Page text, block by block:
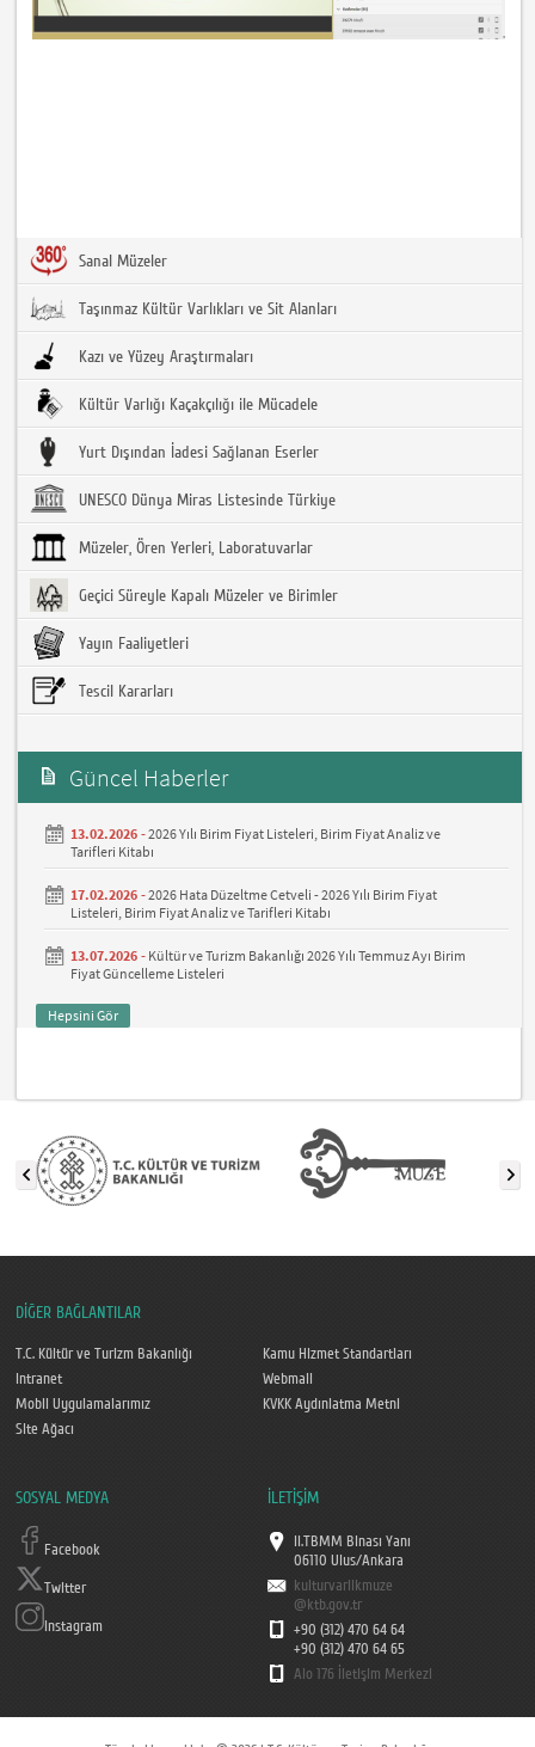
Sanal Müzeler
Taşınmaz Kültür Varlıkları ve Sit Alanları
Kazı ve Yüzey Araştırmaları
Kültür Varlığı Kaçakçılığı ile Mücadele
Yurt Dışından İadesi Sağlanan Eserler
UNESCO Dünya Miras Listesinde Türkiye
Müzeler, Ören Yerleri, Laboratuvarlar
Geçici Süreyle Kapalı Müzeler ve Birimler
Yayın Faaliyetleri
Tescil Kararları
Güncel Haberler
13.02.2026 -2026 Yılı Birim Fiyat Listeleri, Birim Fiyat Analiz ve
Tarifleri Kitabı
17.02.2026 -2026 Hata Düzeltme Cetveli - 2026 Yılı Birim Fiyat
Listeleri, Birim Fiyat Analiz ve Tarifleri Kitabı
13.07.2026 - Kültür ve Turizm Bakanlığı 2026 Yılı Temmuz Ayı Birim
Fiyat Güncelleme Listeleri
Hepsini Gör
DİĞER BAĞLANTILAR
T.C. Kültür ve Turizm Bakanlığı
Kamu Hizmet Standartları
Intranet
Webmail
Mobil Uygulamalarımız
KVKK Aydınlatma Metni
Site Ağacı
SOSYAL MEDYA
Facebook
Twitter
Instagram
İLETİŞİM
II.TBMM Binası Yanı
06110 Ulus/Ankara
kulturvarlikmuze
@ktb.gov.tr
+90 (312) 470 64 64
+90 (312) 470 64 65
Alo 176 İletişim Merkezi